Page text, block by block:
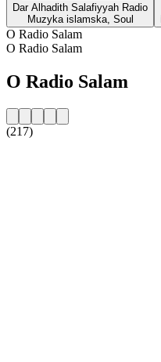
Dar Alhadith Salafiyyah Radio
Muzyka islamska, Soul
O Radio Salam
O Radio Salam
O Radio Salam
(217)